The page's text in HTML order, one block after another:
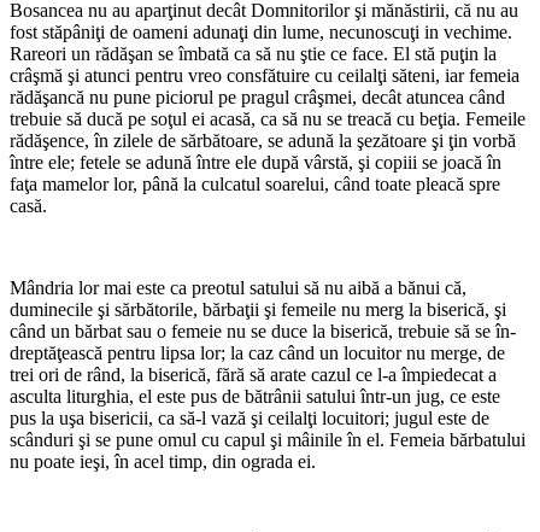
Bosancea nu au aparţinut decât Domnitorilor şi mănăstirii, că nu au
fost stăpâniţi de oameni adunaţi din lume, necunoscuţi in vechime.
Rareori un rădăşan se îmbată ca să nu ştie ce face. El stă puţin la
crâşmă şi atunci pentru vreo consfătuire cu ceilalţi săteni, iar femeia
rădăşancă nu pune piciorul pe pragul crâşmei, decât atuncea când
trebuie să ducă pe soţul ei acasă, ca să nu se treacă cu beţia. Femeile
rădăşence, în zilele de sărbătoare, se adună la şezătoare şi ţin vorbă
între ele; fetele se adună între ele după vârstă, şi copiii se joacă în
faţa mamelor lor, până la culcatul soarelui, când toate pleacă spre
casă.
Mândria lor mai este ca preotul sa­tului să nu aibă a bănui că,
duminecile şi sărbătorile, bărbaţii şi femeile nu merg la biserică, şi
când un bărbat sau o femeie nu se duce la biserică, trebuie să se în­
dreptăţească pentru lipsa lor; la caz când un locuitor nu merge, de
trei ori de rând, la biserică, fără să arate cazul ce l-a îm­piedecat a
asculta liturghia, el este pus de bătrânii satului într-un jug, ce este
pus la uşa bisericii, ca să-l vază şi ceilalţi lo­cuitori; jugul este de
scânduri şi se pune omul cu capul şi mâinile în el. Femeia bărbatului
nu poate ieşi, în acel timp, din ograda ei.